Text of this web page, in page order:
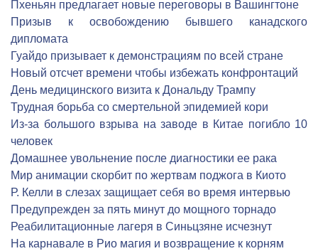
Пхеньян предлагает новые переговоры в Вашингтоне
Призыв к освобождению бывшего канадского
дипломата
Гуайдо призывает к демонстрациям по всей стране
Новый отсчет времени чтобы избежать конфронтаций
День медицинского визита к Дональду Трампу
Трудная борьба со смертельной эпидемией кори
Из-за большого взрыва на заводе в Китае погибло 10
человек
Домашнее увольнение после диагностики ее рака
Мир анимации скорбит по жертвам поджога в Киото
Р. Келли в слезах защищает себя во время интервью
Предупрежден за пять минут до мощного торнадо
Реабилитационные лагеря в Синьцзяне исчезнут
На карнавале в Рио магия и возвращение к корням